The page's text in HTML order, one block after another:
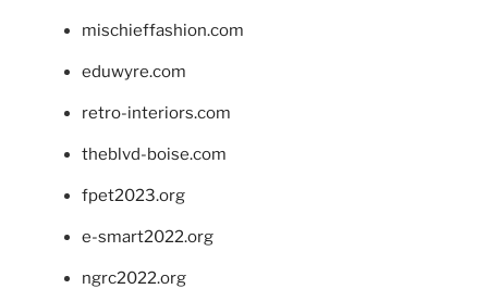
mischieffashion.com
eduwyre.com
retro-interiors.com
theblvd-boise.com
fpet2023.org
e-smart2022.org
ngrc2022.org